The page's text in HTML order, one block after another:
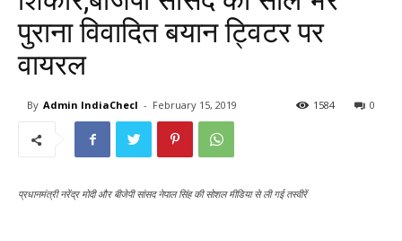
पुराना विवादित बयान ट्विटर पर
वायरल
By Admin IndiaChecl - February 15, 2019 0
1584
प्रधानमंत्री नरेंद्र मोदी और बीजेपी सांसद नेपाल सिंह की सोशल मीडिया से ली गई तस्वीरें